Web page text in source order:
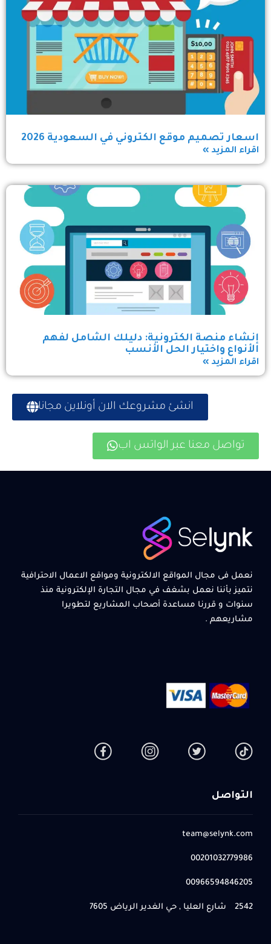
اسعار تصميم موقع الكتروني في السعودية 2026
اقراء المزيد »
إنشاء منصة الكترونية: دليلك الشامل لفهم
الأنواع واختيار الحل الأنسب
اقراء المزيد »
انشئ مشروعك الان أونلاين مجانا
تواصل معنا عبر الواتس اب
التواصل
team@selynk.com
00201032779986
00966594846205
2542 شارع العليا , حي الغدير الرياض 7605
نعمل فى مجال المواقع الالكترونية ومواقع الاعمال الاحترافية
نتميز بأننا نعمل بشغف في مجال التجارة الإلكترونية منذ
سنوات و قررنا مساعدة أصحاب المشاريع لتطويرا
مشاريعهم .